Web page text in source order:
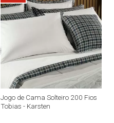
Compra rápida
Jogo de Cama Solteiro 200 Fios
Tobias - Karsten